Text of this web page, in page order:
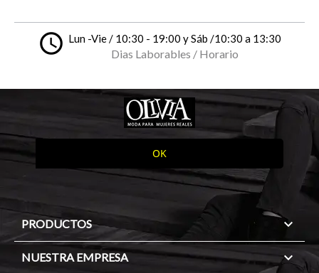
access_time Lun -Vie / 10:30 - 19:00 y Sáb /10:30 a 13:30
Dias Laborables / Horario
PRODUCTOS 
NUESTRA EMPRESA 